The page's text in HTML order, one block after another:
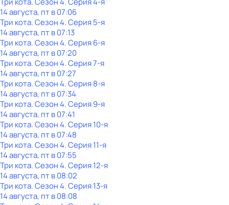
14 августа, пт в 07:06
Три кота. Сезон 4. Серия 5-я
14 августа, пт в 07:13
Три кота. Сезон 4. Серия 6-я
14 августа, пт в 07:20
Три кота. Сезон 4. Серия 7-я
14 августа, пт в 07:27
Три кота. Сезон 4. Серия 8-я
14 августа, пт в 07:34
Три кота. Сезон 4. Серия 9-я
14 августа, пт в 07:41
Три кота. Сезон 4. Серия 10-я
14 августа, пт в 07:48
Три кота. Сезон 4. Серия 11-я
14 августа, пт в 07:55
Три кота. Сезон 4. Серия 12-я
14 августа, пт в 08:02
Три кота. Сезон 4. Серия 13-я
14 августа, пт в 08:08